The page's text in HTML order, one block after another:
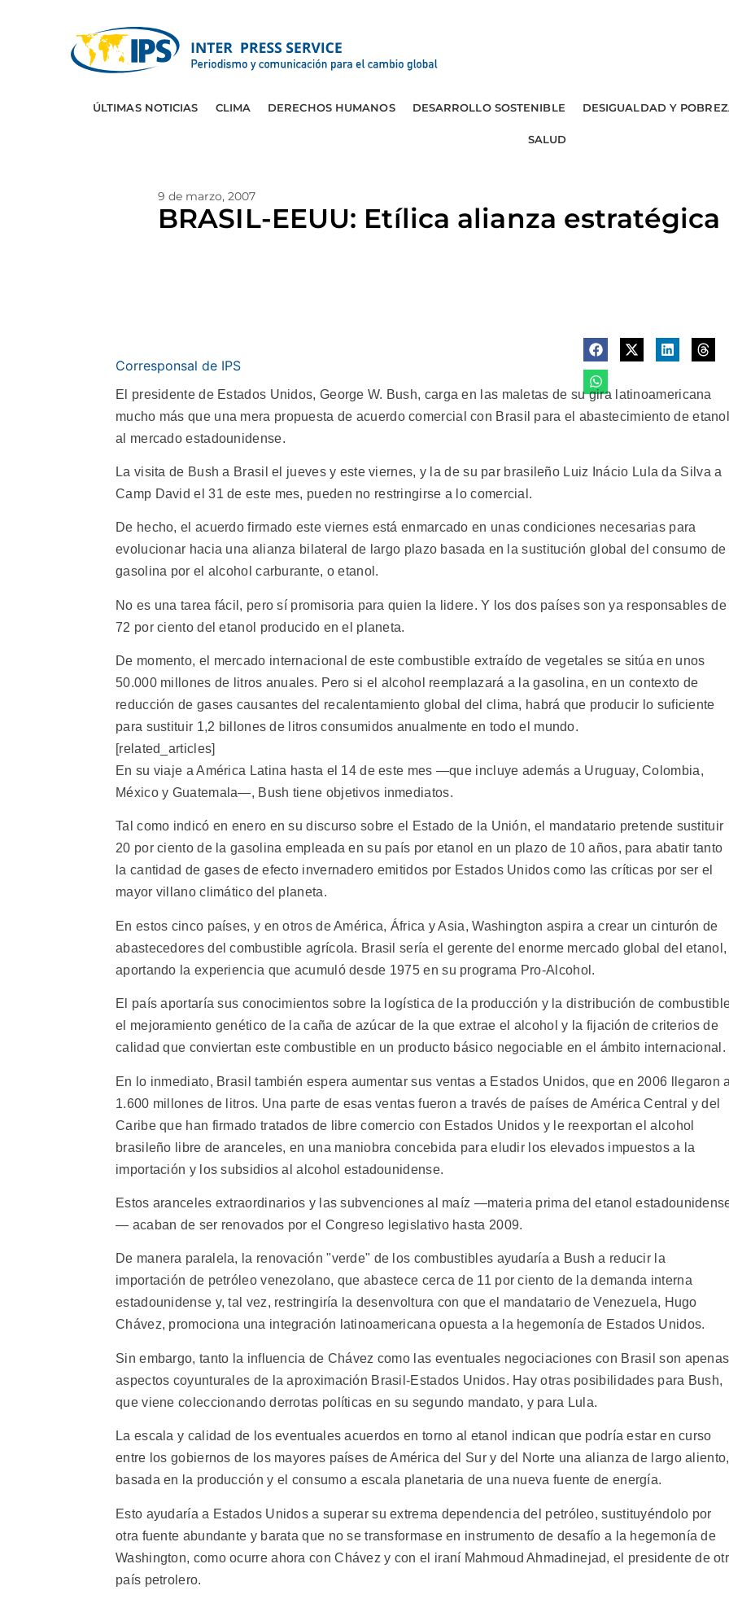
ÚLTIMAS NOTICIAS CLIMA DERECHOS HUMANOS DESARROLLO SOSTENIBLE DESIGUALDAD Y
SALUD
9 de marzo, 2007
BRASIL-EEUU: Etílica alianza estratégica
Corresponsal de IPS
El presidente de Estados Unidos, George W. Bush, carga en las maletas de su gira latinoamericana
mucho más que una mera propuesta de acuerdo comercial con Brasil para el abastecimiento de
al mercado estadounidense.
La visita de Bush a Brasil el jueves y este viernes, y la de su par brasileño Luiz Inácio Lula da Silva a
Camp David el 31 de este mes, pueden no restringirse a lo comercial.
De hecho, el acuerdo firmado este viernes está enmarcado en unas condiciones necesarias para
evolucionar hacia una alianza bilateral de largo plazo basada en la sustitución global del consumo de
gasolina por el alcohol carburante, o etanol.
No es una tarea fácil, pero sí promisoria para quien la lidere. Y los dos países son ya responsables de
72 por ciento del etanol producido en el planeta.
De momento, el mercado internacional de este combustible extraído de vegetales se sitúa en unos
50.000 millones de litros anuales. Pero si el alcohol reemplazará a la gasolina, en un contexto de
reducción de gases causantes del recalentamiento global del clima, habrá que producir lo suficiente
para sustituir 1,2 billones de litros consumidos anualmente en todo el mundo.
[related_articles]
En su viaje a América Latina hasta el 14 de este mes —que incluye además a Uruguay, Colombia,
México y Guatemala—, Bush tiene objetivos inmediatos.
Tal como indicó en enero en su discurso sobre el Estado de la Unión, el mandatario pretende sustituir
20 por ciento de la gasolina empleada en su país por etanol en un plazo de 10 años, para abatir tanto
la cantidad de gases de efecto invernadero emitidos por Estados Unidos como las críticas por ser el
mayor villano climático del planeta.
En estos cinco países, y en otros de América, África y Asia, Washington aspira a crear un cinturón de
abastecedores del combustible agrícola. Brasil sería el gerente del enorme mercado global del etanol,
aportando la experiencia que acumuló desde 1975 en su programa Pro-Alcohol.
El país aportaría sus conocimientos sobre la logística de la producción y la distribución de
el mejoramiento genético de la caña de azúcar de la que extrae el alcohol y la fijación de criterios de
calidad que conviertan este combustible en un producto básico negociable en el ámbito internacional.
En lo inmediato, Brasil también espera aumentar sus ventas a Estados Unidos, que en 2006 llegaron
1.600 millones de litros. Una parte de esas ventas fueron a través de países de América Central y del
Caribe que han firmado tratados de libre comercio con Estados Unidos y le reexportan el alcohol
brasileño libre de aranceles, en una maniobra concebida para eludir los elevados impuestos a la
importación y los subsidios al alcohol estadounidense.
Estos aranceles extraordinarios y las subvenciones al maíz —materia prima del etanol
— acaban de ser renovados por el Congreso legislativo hasta 2009.
De manera paralela, la renovación "verde" de los combustibles ayudaría a Bush a reducir la
importación de petróleo venezolano, que abastece cerca de 11 por ciento de la demanda interna
estadounidense y, tal vez, restringiría la desenvoltura con que el mandatario de Venezuela, Hugo
Chávez, promociona una integración latinoamericana opuesta a la hegemonía de Estados Unidos.
Sin embargo, tanto la influencia de Chávez como las eventuales negociaciones con Brasil son apenas
aspectos coyunturales de la aproximación Brasil-Estados Unidos. Hay otras posibilidades para Bush,
que viene coleccionando derrotas políticas en su segundo mandato, y para Lula.
La escala y calidad de los eventuales acuerdos en torno al etanol indican que podría estar en curso
entre los gobiernos de los mayores países de América del Sur y del Norte una alianza de largo aliento,
basada en la producción y el consumo a escala planetaria de una nueva fuente de energía.
Esto ayudaría a Estados Unidos a superar su extrema dependencia del petróleo, sustituyéndolo por
otra fuente abundante y barata que no se transformase en instrumento de desafío a la hegemonía de
Washington, como ocurre ahora con Chávez y con el iraní Mahmoud Ahmadinejad, el presidente de
país petrolero.